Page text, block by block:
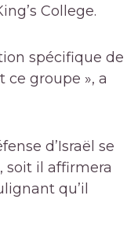
College.
spécifique de
groupe », a
d’Israël se
soit il affirmera
qu’il